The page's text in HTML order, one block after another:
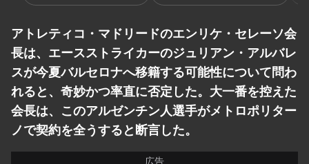
アトレティコ・マドリードのエンリケ・セレーソ会
長は、エースストライカーのジュリアン・アルバレ
スが今夏バルセロナへ移籍する可能性について問わ
れると、奇妙かつ率直に否定した。大一番を控えた
会長は、このアルゼンチン人選手がメトロポリター
ノで契約を全うすると断言した。